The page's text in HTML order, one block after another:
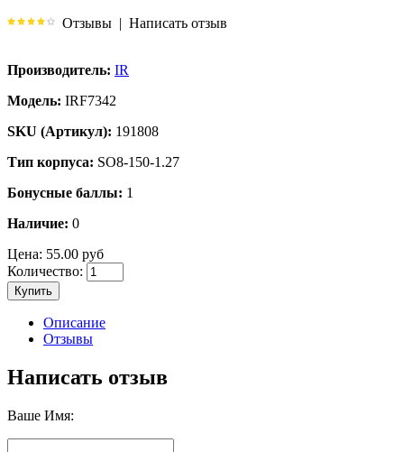
Отзывы | Написать отзыв
Производитель: IR
Модель: IRF7342
SKU (Артикул): 191808
Тип корпуса: SO8-150-1.27
Бонусные баллы: 1
Наличие: 0
Цена: 55.00 руб
Количество:
Купить
Описание
Отзывы
Написать отзыв
Ваше Имя: